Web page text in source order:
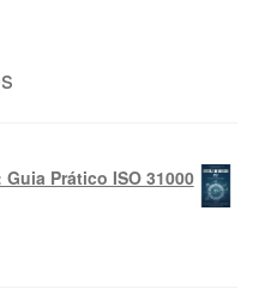
Prático ISO 31000